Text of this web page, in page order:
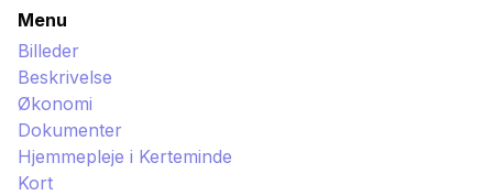
Menu
Billeder
Beskrivelse
Økonomi
Dokumenter
Hjemmepleje i Kerteminde
Kort